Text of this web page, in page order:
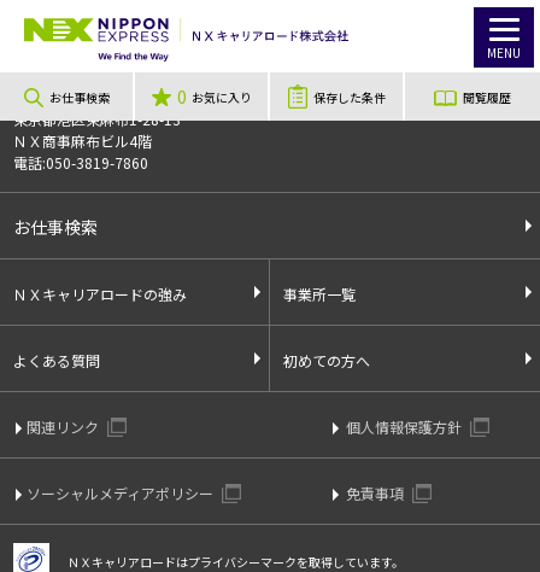
MENU
お仕事検索 0 お気に入り 保存した条件 閲覧履歴
TOP お仕事検索
012391
〒106-0044
東京都港区東麻布1-28-13
ＮＸ商事麻布ビル4階
電話:050-3819-7860
お仕事検索
ＮＸキャリアロードの強み 事業所一覧
よくある質問 初めての方へ
関連リンク 個人情報保護方針
ソーシャルメディアポリシー 免責事項
ＮＸキャリアロードはプライバシーマークを取得しています。